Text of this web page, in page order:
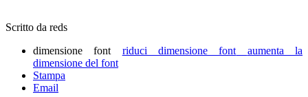
Scritto da reds
dimensione font
riduci dimensione font
aumenta la
dimensione del font
Stampa
Email